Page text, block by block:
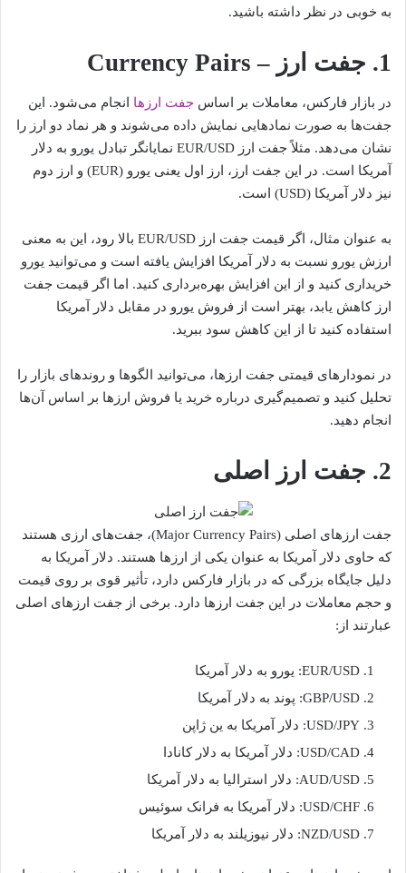
به خوبی در نظر داشته باشید.
1. جفت ارز – Currency Pairs
در بازار فارکس، معاملات بر اساس جفت ارزها انجام می‌شود. این
جفت‌ها به صورت نمادهایی نمایش داده می‌شوند و هر نماد دو ارز را
نشان می‌دهد. مثلاً جفت ارز EUR/USD نمایانگر تبادل یورو به دلار
آمریکا است. در این جفت ارز، ارز اول یعنی یورو (EUR) و ارز دوم
نیز دلار آمریکا (USD) است.
به عنوان مثال، اگر قیمت جفت ارز EUR/USD بالا رود، این به معنی
ارزش یورو نسبت به دلار آمریکا افزایش یافته است و می‌توانید یورو
خریداری کنید و از این افزایش بهره‌برداری کنید. اما اگر قیمت جفت
ارز کاهش یابد، بهتر است از فروش یورو در مقابل دلار آمریکا
استفاده کنید تا از این کاهش سود ببرید.
در نمودارهای قیمتی جفت ارزها، می‌توانید الگوها و روندهای بازار را
تحلیل کنید و تصمیم‌گیری درباره خرید یا فروش ارزها بر اساس آن‌ها
انجام دهید.
2. جفت ارز اصلی
جفت ارزهای اصلی (Major Currency Pairs)، جفت‌های ارزی هستند
که حاوی دلار آمریکا به عنوان یکی از ارزها هستند. دلار آمریکا به
دلیل جایگاه بزرگی که در بازار فارکس دارد، تأثیر قوی بر روی قیمت
و حجم معاملات در این جفت ارزها دارد. برخی از جفت ارزهای اصلی
عبارتند از:
EUR/USD: یورو به دلار آمریکا
GBP/USD: پوند به دلار آمریکا
USD/JPY: دلار آمریکا به ین ژاپن
USD/CAD: دلار آمریکا به دلار کانادا
AUD/USD: دلار استرالیا به دلار آمریکا
USD/CHF: دلار آمریکا به فرانک سوئیس
NZD/USD: دلار نیوزیلند به دلار آمریکا